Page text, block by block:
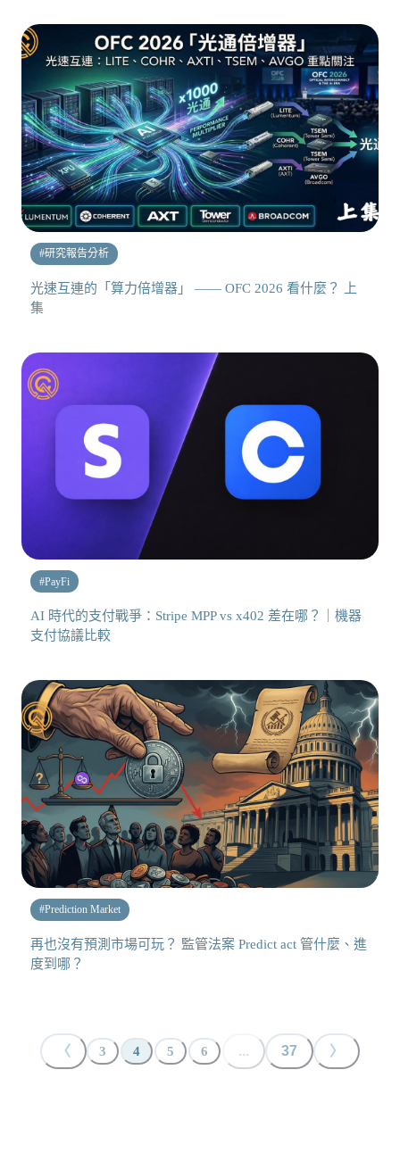
#研究報告分析
光速互連的「算力倍增器」 —— OFC 2026 看什麼？ 上
集
#PayFi
AI 時代的支付戰爭：Stripe MPP vs x402 差在哪？｜機器
支付協議比較
#Prediction Market
再也沒有預測市場可玩？ 監管法案 Predict act 管什麼、進
度到哪？
〈 3 4 5 6 ... 37 〉